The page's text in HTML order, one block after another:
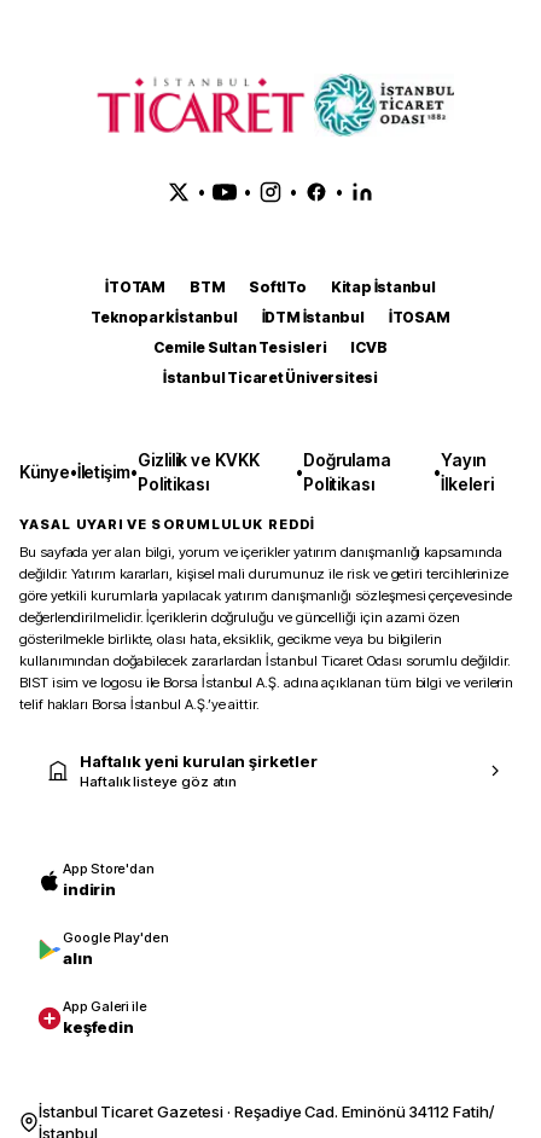
• • • •
İTOTAM BTM SoftITo
Kitap İstanbul
Teknopark İstanbul
İDTM İstanbul
İTOSAM
Cemile Sultan Tesisleri
ICVB
İstanbul Ticaret Üniversitesi
Künye•İletişim•
Gizlilik ve KVKK
Politikası
•
Doğrulama
Politikası
•
Yayın
İlkeleri
YASAL UYARI VE SORUMLULUK REDDİ
Bu sayfada yer alan bilgi, yorum ve içerikler yatırım danışmanlığı kapsamında
değildir. Yatırım kararları, kişisel mali durumunuz ile risk ve getiri tercihlerinize
göre yetkili kurumlarla yapılacak yatırım danışmanlığı sözleşmesi çerçevesinde
değerlendirilmelidir. İçeriklerin doğruluğu ve güncelliği için azami özen
gösterilmekle birlikte, olası hata, eksiklik, gecikme veya bu bilgilerin
kullanımından doğabilecek zararlardan İstanbul Ticaret Odası sorumlu değildir.
BIST isim ve logosu ile Borsa İstanbul A.Ş. adına açıklanan tüm bilgi ve verilerin
telif hakları Borsa İstanbul A.Ş.’ye aittir.
Haftalık yeni kurulan şirketler
Haftalık listeye göz atın
App Store'dan
indirin
Google Play'den
alın
App Galeri ile
keşfedin
İstanbul Ticaret Gazetesi · Reşadiye Cad. Eminönü 34112 Fatih/
İstanbul